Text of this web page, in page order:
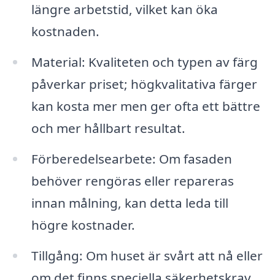
längre arbetstid, vilket kan öka
kostnaden.
Material: Kvaliteten och typen av färg
påverkar priset; högkvalitativa färger
kan kosta mer men ger ofta ett bättre
och mer hållbart resultat.
Förberedelsearbete: Om fasaden
behöver rengöras eller repareras
innan målning, kan detta leda till
högre kostnader.
Tillgång: Om huset är svårt att nå eller